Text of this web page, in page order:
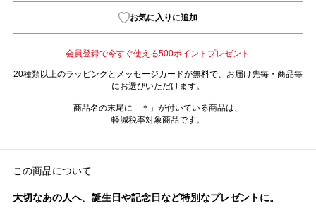
お気に入りに追加
会員登録で今すぐ使える500ポイントプレゼント
20種類以上のラッピングとメッセージカードが無料で、お届け先毎・商品毎
にお選びいただけます。
商品名の末尾に「＊」が付いている商品は、
軽減税率対象商品です。
この商品について
大切なあの人へ。誕生日や記念日など特別なプレゼントに。